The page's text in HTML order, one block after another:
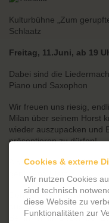
Kulturbühne „Zum
Schlaatz
Freitag, 11.Juni, ab 19
Dabei sind die
Piano und Saxophon
Wir freuen uns riesig,
Milan über seinem Horst
wieder auszupacken und
präsentieren zu dürfen!
Also wachet auf und
Den Abend beginnen
aus dem Norden
Berlin. Ihr im Dezember
Cookies & externe
Wir nutzen Cookies
sind technisch
diese Website zu
Funktionalitäten zur